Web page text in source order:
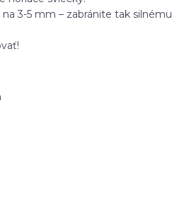
3-5 mm – zabránite tak silnému